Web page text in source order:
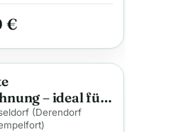
€
– ideal für
(Derendorf